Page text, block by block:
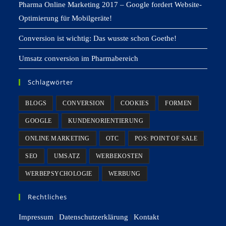
Pharma Online Marketing 2017 – Google fordert Website-
Optimierung für Mobilgeräte!
Conversion ist wichtig: Das wusste schon Goethe!
Umsatz conversion im Pharmabereich
Schlagwörter
BLOGS CONVERSION COOKIES FORMEN
GOOGLE KUNDENORIENTIERUNG
ONLINE MARKETING OTC POS: POINT OF SALE
SEO UMSATZ WERBEKOSTEN
WERBEPSYCHOLOGIE WERBUNG
Rechtliches
Impressum |Datenschutzerklärung |Kontakt